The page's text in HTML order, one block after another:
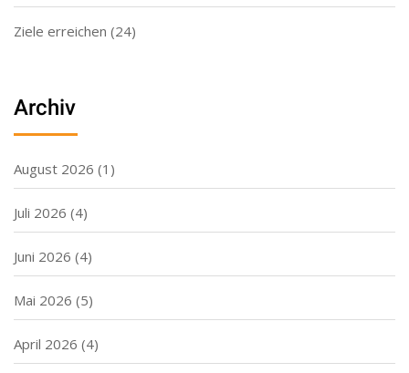
Ziele erreichen (24)
Archiv
August 2026 (1)
Juli 2026 (4)
Juni 2026 (4)
Mai 2026 (5)
April 2026 (4)